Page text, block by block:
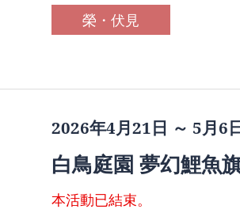
榮・伏見
2026年4月21日 ～ 5月6
白鳥庭園 夢幻鯉魚
本活動已結束。